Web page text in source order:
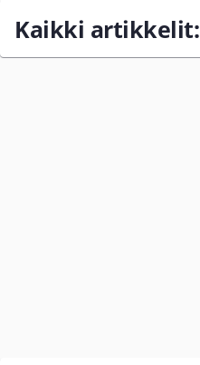
Kaikki artikkelit: